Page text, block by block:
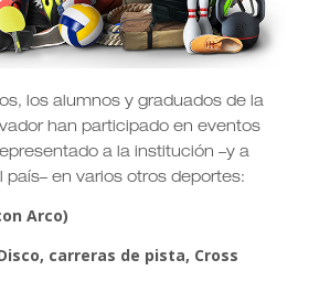
los alumnos y graduados de la
han participado en eventos
a la institución –y a
en varios otros deportes:
Arco)
carreras de pista, Cross